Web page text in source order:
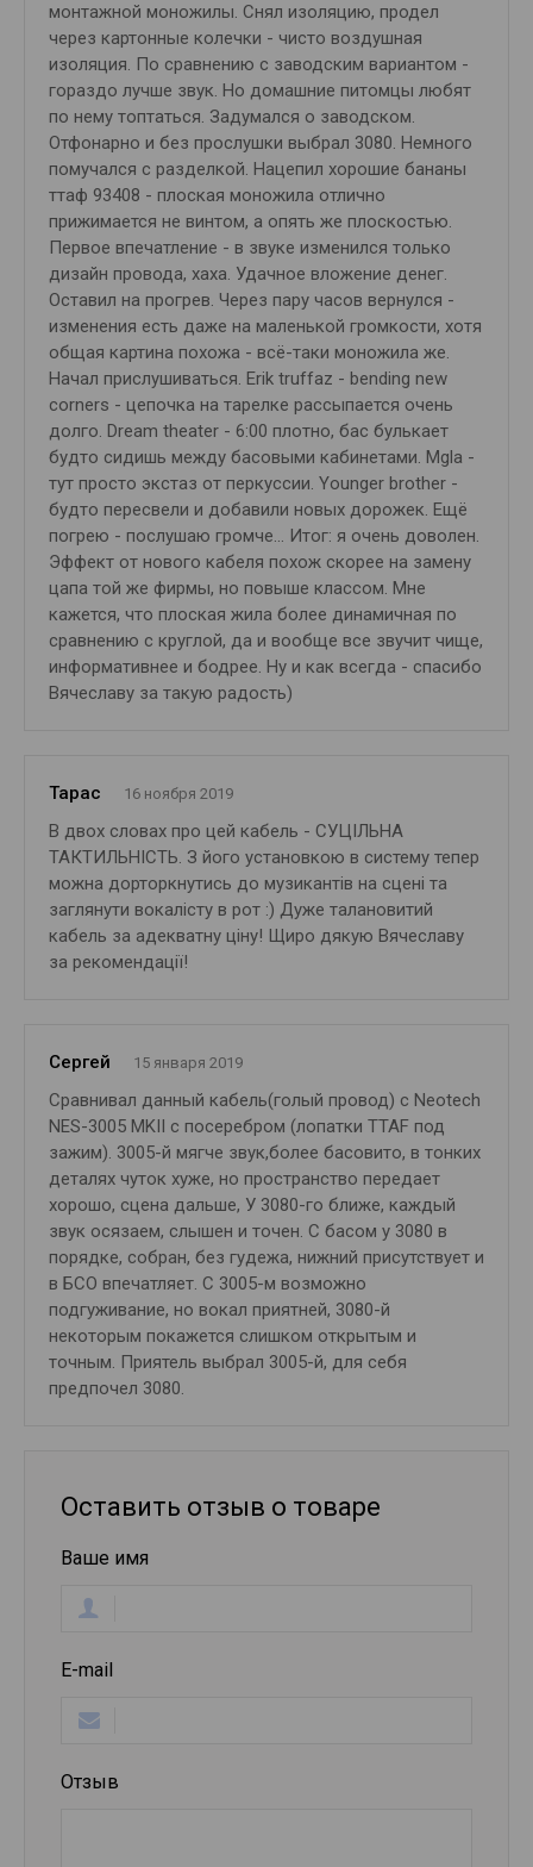
монтажной моножилы. Снял изоляцию, продел
через картонные колечки - чисто воздушная
изоляция. По сравнению с заводским вариантом -
гораздо лучше звук. Но домашние питомцы любят
по нему топтаться. Задумался о заводском.
Отфонарно и без прослушки выбрал 3080. Немного
помучался с разделкой. Нацепил хорошие бананы
ттаф 93408 - плоская моножила отлично
прижимается не винтом, а опять же плоскостью.
Первое впечатление - в звуке изменился только
дизайн провода, хаха. Удачное вложение денег.
Оставил на прогрев. Через пару часов вернулся -
изменения есть даже на маленькой громкости, хотя
общая картина похожа - всё-таки моножила же.
Начал прислушиваться. Erik truffaz - bending new
corners - цепочка на тарелке рассыпается очень
долго. Dream theater - 6:00 плотно, бас булькает
будто сидишь между басовыми кабинетами. Mgla -
тут просто экстаз от перкуссии. Younger brother -
будто пересвели и добавили новых дорожек. Ещё
погрею - послушаю громче... Итог: я очень доволен.
Эффект от нового кабеля похож скорее на замену
цапа той же фирмы, но повыше классом. Мне
кажется, что плоская жила более динамичная по
сравнению с круглой, да и вообще все звучит чище,
информативнее и бодрее. Ну и как всегда - спасибо
Вячеславу за такую радость)
Тарас 16 ноября 2019
В двох словах про цей кабель - СУЦІЛЬНА
ТАКТИЛЬНІСТЬ. З його установкою в систему тепер
можна дорторкнутись до музикантів на сцені та
заглянути вокалісту в рот :) Дуже талановитий
кабель за адекватну ціну! Щиро дякую Вячеславу
за рекомендації!
Сергей 15 января 2019
Сравнивал данный кабель(голый провод) с Neotech
NES-3005 MKII c посеребром (лопатки TTAF под
зажим). 3005-й мягче звук,более басовито, в тонких
деталях чуток хуже, но пространство передает
хорошо, сцена дальше, У 3080-го ближе, каждый
звук осязаем, слышен и точен. С басом у 3080 в
порядке, собран, без гудежа, нижний присутствует и
в БСО впечатляет. С 3005-м возможно
подгуживание, но вокал приятней, 3080-й
некоторым покажется слишком открытым и
точным. Приятель выбрал 3005-й, для себя
предпочел 3080.
Оставить отзыв о товаре
Ваше имя
E-mail
Отзыв